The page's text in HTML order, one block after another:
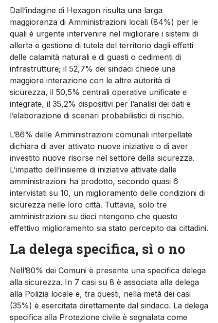
Dall’indagine di Hexagon risulta una larga
maggioranza di Amministrazioni locali (84%) per le
quali è urgente intervenire nel migliorare i sistemi di
allerta e gestione di tutela del territorio dagli effetti
delle calamità naturali e di guasti o cedimenti di
infrastrutture; il 52,7% dei sindaci chiede una
maggiore interazione con le altre autorità di
sicurezza, il 50,5% centrali operative unificate e
integrate, il 35,2% dispositivi per l’analisi dei dati e
l’elaborazione di scenari probabilistici di rischio.
L’86% delle Amministrazioni comunali interpellate
dichiara di aver attivato nuove iniziative o di aver
investito nuove risorse nel settore della sicurezza.
L’impatto dell’insieme di iniziative attivate dalle
amministrazioni ha prodotto, secondo quasi 6
intervistati su 10, un miglioramento delle condizioni di
sicurezza nelle loro città. Tuttavia, solo tre
amministrazioni su dieci ritengono che questo
effettivo miglioramento sia stato percepito dai cittadini.
La delega specifica, sì o no
Nell’80% dei Comuni è presente una specifica delega
alla sicurezza. In 7 casi su 8 è associata alla delega
alla Polizia locale e, tra questi, nella metà dei casi
(35%) è esercitata direttamente dal sindaco. La delega
specifica alla Protezione civile è segnalata come